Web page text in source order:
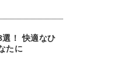
！ 快適なひ
たに